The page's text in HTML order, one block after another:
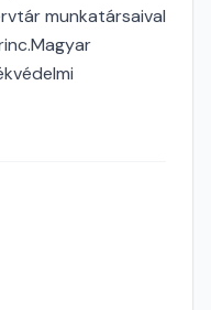
munkatársaival